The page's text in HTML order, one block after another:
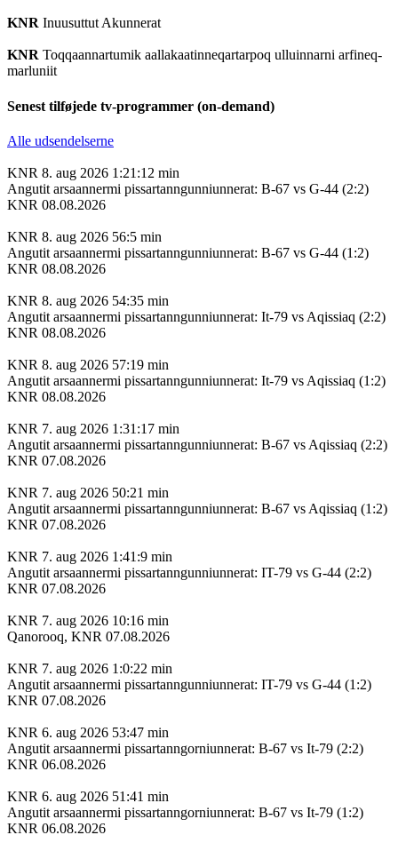
KNR Inuusuttut Akunnerat
KNR Toqqaannartumik aallakaatinneqartarpoq ulluinnarni arfineq-
marluniit
Senest tilføjede tv-programmer (on-demand)
Alle udsendelserne
KNR 8. aug 2026 1:21:12 min
Angutit arsaannermi pissartanngunniunnerat: B-67 vs G-44 (2:2)
KNR 08.08.2026
KNR 8. aug 2026 56:5 min
Angutit arsaannermi pissartanngunniunnerat: B-67 vs G-44 (1:2)
KNR 08.08.2026
KNR 8. aug 2026 54:35 min
Angutit arsaannermi pissartanngunniunnerat: It-79 vs Aqissiaq (2:2)
KNR 08.08.2026
KNR 8. aug 2026 57:19 min
Angutit arsaannermi pissartanngunniunnerat: It-79 vs Aqissiaq (1:2)
KNR 08.08.2026
KNR 7. aug 2026 1:31:17 min
Angutit arsaannermi pissartanngunniunnerat: B-67 vs Aqissiaq (2:2)
KNR 07.08.2026
KNR 7. aug 2026 50:21 min
Angutit arsaannermi pissartanngunniunnerat: B-67 vs Aqissiaq (1:2)
KNR 07.08.2026
KNR 7. aug 2026 1:41:9 min
Angutit arsaannermi pissartanngunniunnerat: IT-79 vs G-44 (2:2)
KNR 07.08.2026
KNR 7. aug 2026 10:16 min
Qanorooq, KNR 07.08.2026
KNR 7. aug 2026 1:0:22 min
Angutit arsaannermi pissartanngunniunnerat: IT-79 vs G-44 (1:2)
KNR 07.08.2026
KNR 6. aug 2026 53:47 min
Angutit arsaannermi pissartanngorniunnerat: B-67 vs It-79 (2:2)
KNR 06.08.2026
KNR 6. aug 2026 51:41 min
Angutit arsaannermi pissartanngorniunnerat: B-67 vs It-79 (1:2)
KNR 06.08.2026